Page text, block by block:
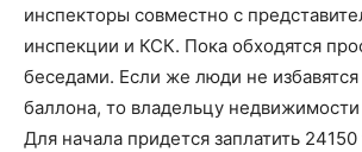
инспекторы совместно с
инспекции и КСК. Пока обходятся
беседами. Если же люди не избавятся
баллона, то владельцу недвижимости
Для начала придется заплатить